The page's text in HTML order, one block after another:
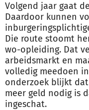
Volgend jaar gaat
Daardoor kunnen
Die route stoomt
wo-opleiding. Dat
arbeidsmarkt en
volledig meedoen
onderzoek blijkt
meer geld nodig is
ingeschat.